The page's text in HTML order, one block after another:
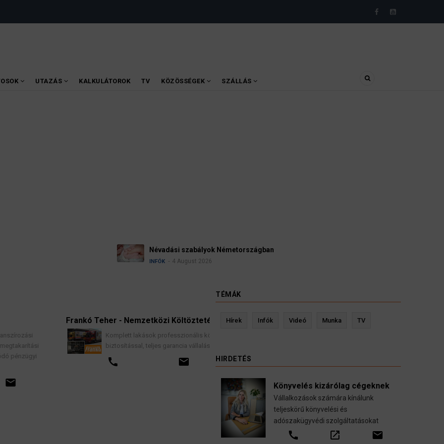
UTAZÁS KALKULÁTOROK TV KÖZÖSSÉGEK SZÁLLÁS
Ügyvédek, bírák és ügyészek szerint a német
Frankó Teher - Nemzetközi Költöztetés
Komplett lakások professzionális költöztetése
biztosítással, teljes garancia vállalással.
Kevin Ressler biztosítási szakértő
TÉMÁK
Hírek Infók Videó Munka TV
HIRDETÉS
Könyvelés kizárólag cégeknek
Vállalkozások számára kínálunk
teljeskörű könyvelési és
adószakügyvédi szolgáltatásokat
call open_in_new email